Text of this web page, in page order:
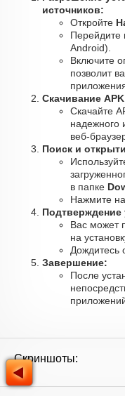
источников:
Откройте
Перейдите
Android).
Включите
позволит
Скачивание
Скачайте
надежного
веб-
Поиск и
в папке
Нажмите
Подтверждение
Вас может
на
Дождитесь
Завершение:
После
Скриншоты: